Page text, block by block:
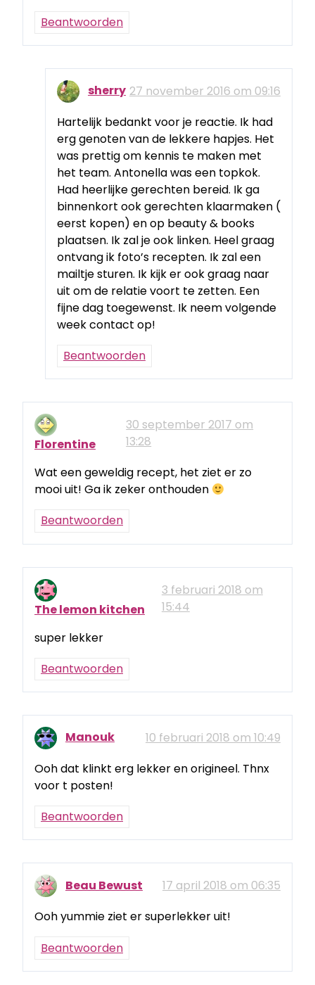
Beantwoorden
sherry 27 november 2016 om 09:16
Hartelijk bedankt voor je reactie. Ik had
erg genoten van de lekkere hapjes. Het
was prettig om kennis te maken met
het team. Antonella was een topkok.
Had heerlijke gerechten bereid. Ik ga
binnenkort ook gerechten klaarmaken (
eerst kopen) en op beauty & books
plaatsen. Ik zal je ook linken. Heel graag
ontvang ik foto’s recepten. Ik zal een
mailtje sturen. Ik kijk er ook graag naar
uit om de relatie voort te zetten. Een
fijne dag toegewenst. Ik neem volgende
week contact op!
Beantwoorden
Florentine
30 september 2017 om
13:28
Wat een geweldig recept, het ziet er zo
mooi uit! Ga ik zeker onthouden
Beantwoorden
The lemon kitchen
3 februari 2018 om
15:44
super lekker
Beantwoorden
Manouk
10 februari 2018 om 10:49
Ooh dat klinkt erg lekker en origineel. Thnx
voor t posten!
Beantwoorden
Beau Bewust
17 april 2018 om 06:35
Ooh yummie ziet er superlekker uit!
Beantwoorden